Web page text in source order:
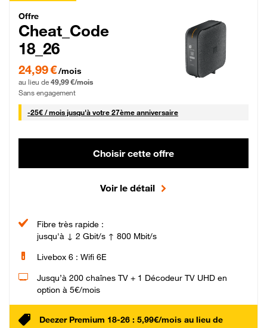
Cheat_Code Fibre_18_26
Offre
Cheat_Code
18_26
24,99 € par mois pendant 0 mois puis 49,99 € par mois, Sans engagement
24,99 €/mois
au lieu de 49,99 €/mois
Sans engagement
-25€ / mois25 € par mois
jusqu'à votre 27ème anniversaire
Choisir cette offre
Voir le détail
Fibre très rapide :
jusqu'à ↓ 2 Gbit/s ↑ 800 Mbit/s
Livebox 6 : Wifi 6E
Jusqu’à 200 chaînes TV + 1 Décodeur TV UHD en
option à 5€/mois
Deezer Premium 18-26 : 5,99€/mois au lieu de